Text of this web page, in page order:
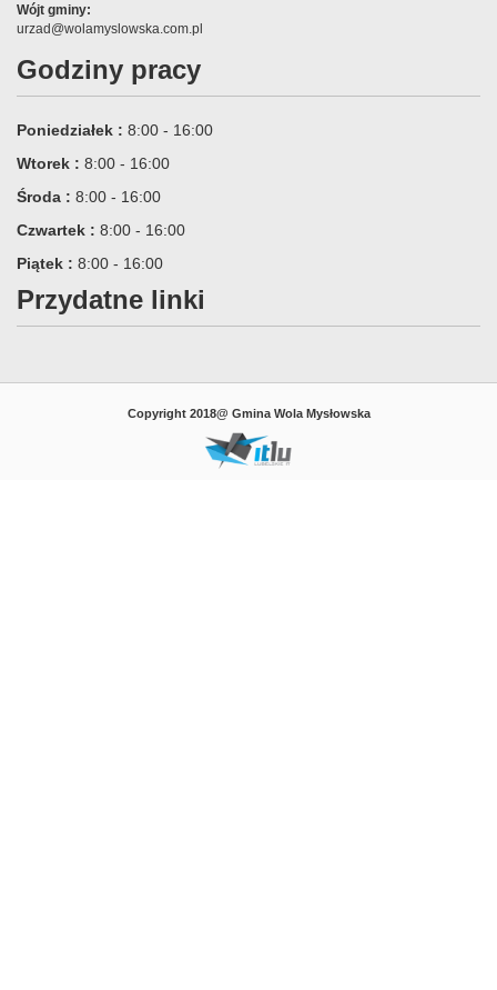
Wójt gminy:
urzad@wolamyslowska.com.pl
Godziny pracy
Poniedziałek : 8:00 - 16:00
Wtorek : 8:00 - 16:00
Środa : 8:00 - 16:00
Czwartek : 8:00 - 16:00
Piątek : 8:00 - 16:00
Przydatne linki
Copyright 2018@ Gmina Wola Mysłowska